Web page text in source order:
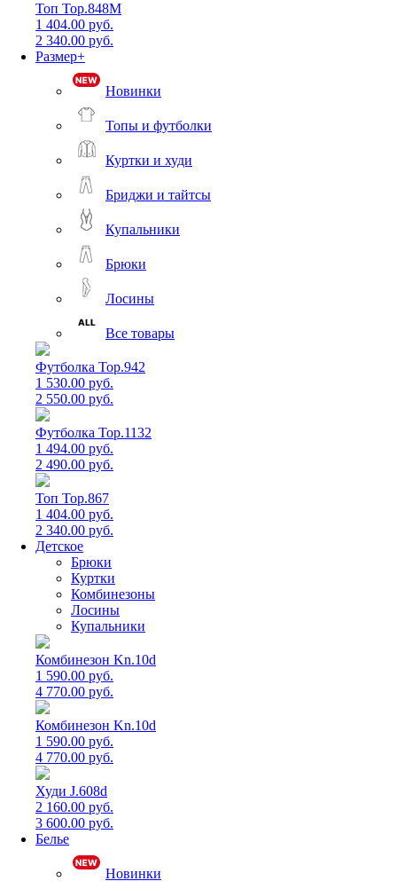
Топ Top.848M
1 404.00 руб.
2 340.00 руб.
Размер+
Новинки
Топы и футболки
Куртки и худи
Бриджи и тайтсы
Купальники
Брюки
Лосины
Все товары
Футболка Top.942
1 530.00 руб.
2 550.00 руб.
Футболка Top.1132
1 494.00 руб.
2 490.00 руб.
Топ Top.867
1 404.00 руб.
2 340.00 руб.
Детское
Брюки
Куртки
Комбинезоны
Лосины
Купальники
Комбинезон Kn.10d
1 590.00 руб.
4 770.00 руб.
Комбинезон Kn.10d
1 590.00 руб.
4 770.00 руб.
Худи J.608d
2 160.00 руб.
3 600.00 руб.
Белье
Новинки